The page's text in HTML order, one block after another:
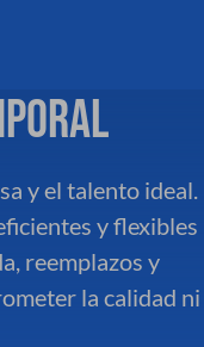
y el talento ideal.
y flexibles
reemplazos y
la calidad ni